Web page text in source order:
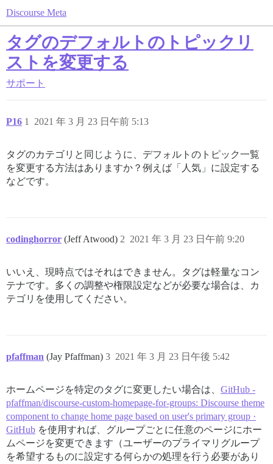
Discourse Meta
タグのデフォルトのトピックリ
ストを変更する
サポート
P16 2021 年 3 月 23 日午前 5:13
1
タグのカテゴリと同じように、デフォルトのトピック一覧
を変更する方法はありますか？例えば「人気」に設定する
などです。
codinghorror (Jeff Atwood) 2021 年 3 月 23 日午前 9:20
2
いいえ、現時点ではそれはできません。タグは軽量なコン
テナです。多くの調整や権限設定などが必要な場合は、カ
テゴリを使用してください。
pfaffman (Jay Pfaffman) 2021 年 3 月 23 日午後 5:42
3
ホームページを特定のタグに変更したい場合は、 GitHub -
pfaffman/discourse-custom-homepage-for-groups: Discourse theme
component to change home page based on user's primary group ·
GitHub を使用すれば、グループごとに任意のページにホー
ムページを変更できます（ユーザーのプライマリグループ
を希望するものに設定する何らかの処理を行う必要があり